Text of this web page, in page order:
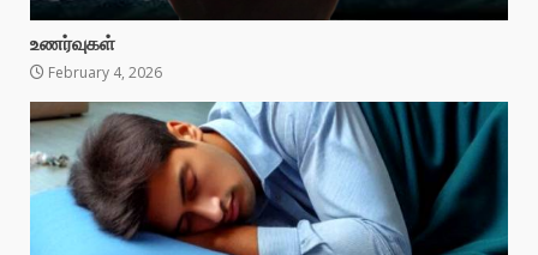
உணர்வுகள்
February 4, 2026